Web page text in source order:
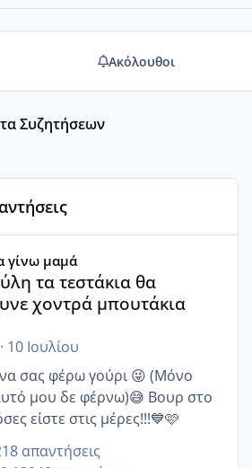
Ακόλουθοι
Συζητήσεων
γίνω μαμά
τα τεστάκια θα
χοντρά μπουτάκια
10 Ιουλίου
σας φέρω γούρι 😜 (Μόνο
μου δε φέρνω)😅 Βουρ στο
είστε στις μέρες!!!💙🩷
απαντήσεις